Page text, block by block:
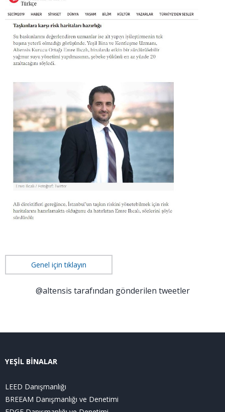
Genel için tıklayın
@altensis tarafından gönderilen tweetler
YEŞİL BİNALAR
LEED Danışmanlığı
BREEAM Danışmanlığı ve Denetimi